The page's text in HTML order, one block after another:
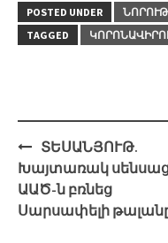
POSTED UNDER
TAGGED
Post
navigation
ՏԵՍԱՆՅՈՒԹ.
Խայտառակ
ԱԱԾ-ն բռնեց
Սարսափելի